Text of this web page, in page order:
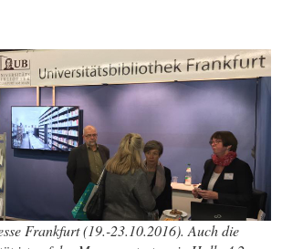
Frankfurt (19.-23.10.2016). Auch die